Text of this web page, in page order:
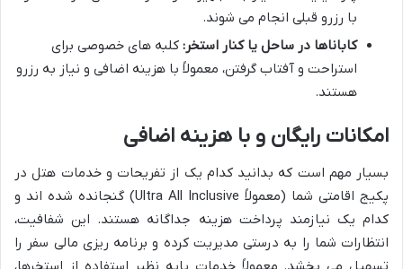
با رزرو قبلی انجام می شوند.
کاباناها در ساحل یا کنار استخر: کلبه های خصوصی برای
استراحت و آفتاب گرفتن، معمولاً با هزینه اضافی و نیاز به رزرو
هستند.
امکانات رایگان و با هزینه اضافی
بسیار مهم است که بدانید کدام یک از تفریحات و خدمات هتل در
پکیج اقامتی شما (معمولاً Ultra All Inclusive) گنجانده شده اند و
کدام یک نیازمند پرداخت هزینه جداگانه هستند. این شفافیت،
انتظارات شما را به درستی مدیریت کرده و برنامه ریزی مالی سفر را